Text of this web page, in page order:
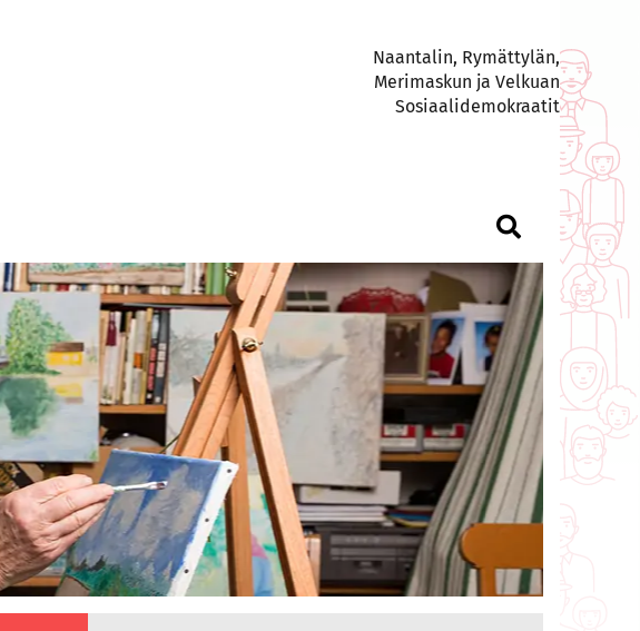
Naantalin, Rymättylän,
Merimaskun ja Velkuan
Sosiaalidemokraatit